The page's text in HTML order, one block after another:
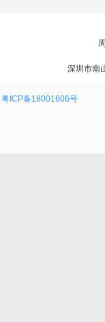
深圳市南
粤ICP备18001606号